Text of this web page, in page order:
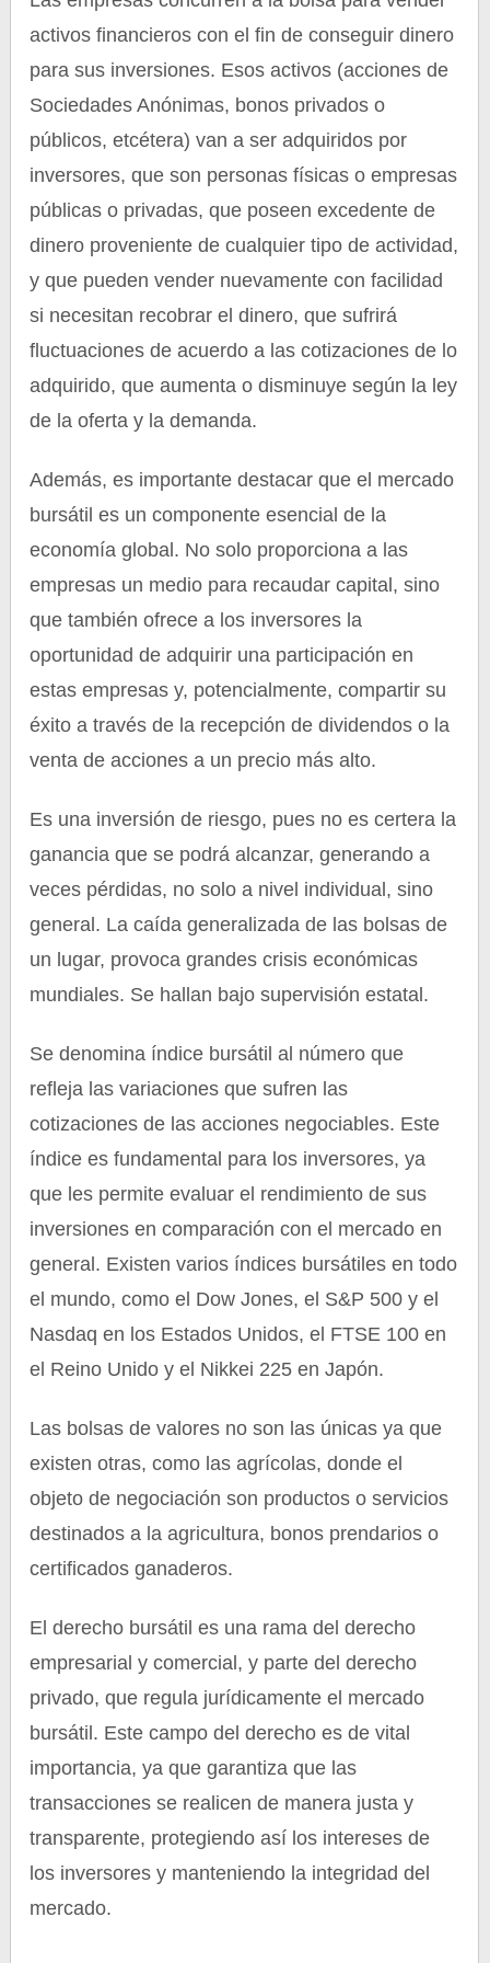
activos financieros con el fin de conseguir dinero
para sus inversiones. Esos activos (acciones de
Sociedades Anónimas, bonos privados o
públicos, etcétera) van a ser adquiridos por
inversores, que son personas físicas o empresas
públicas o privadas, que poseen excedente de
dinero proveniente de cualquier tipo de actividad,
y que pueden vender nuevamente con facilidad
si necesitan recobrar el dinero, que sufrirá
fluctuaciones de acuerdo a las cotizaciones de lo
adquirido, que aumenta o disminuye según la ley
de la oferta y la demanda.
Además, es importante destacar que el mercado
bursátil es un componente esencial de la
economía global. No solo proporciona a las
empresas un medio para recaudar capital, sino
que también ofrece a los inversores la
oportunidad de adquirir una participación en
estas empresas y, potencialmente, compartir su
éxito a través de la recepción de dividendos o la
venta de acciones a un precio más alto.
Es una inversión de riesgo, pues no es certera la
ganancia que se podrá alcanzar, generando a
veces pérdidas, no solo a nivel individual, sino
general. La caída generalizada de las bolsas de
un lugar, provoca grandes crisis económicas
mundiales. Se hallan bajo supervisión estatal.
Se denomina índice bursátil al número que
refleja las variaciones que sufren las
cotizaciones de las acciones negociables. Este
índice es fundamental para los inversores, ya
que les permite evaluar el rendimiento de sus
inversiones en comparación con el mercado en
general. Existen varios índices bursátiles en todo
el mundo, como el Dow Jones, el S&P 500 y el
Nasdaq en los Estados Unidos, el FTSE 100 en
el Reino Unido y el Nikkei 225 en Japón.
Las bolsas de valores no son las únicas ya que
existen otras, como las agrícolas, donde el
objeto de negociación son productos o servicios
destinados a la agricultura, bonos prendarios o
certificados ganaderos.
El derecho bursátil es una rama del derecho
empresarial y comercial, y parte del derecho
privado, que regula jurídicamente el mercado
bursátil. Este campo del derecho es de vital
importancia, ya que garantiza que las
transacciones se realicen de manera justa y
transparente, protegiendo así los intereses de
los inversores y manteniendo la integridad del
mercado.